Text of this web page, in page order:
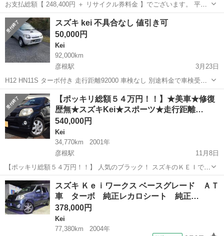
お支払総額【 248,400円 ＋ リサイクル券料金 】でございます。 平成
１４年式 Ｋｅｉ グレード Ｅ 綺麗なパールホワイト色のＫＥＩで
滋賀 彦根市 彦根駅 Kei パールホワイト
スズキ kei 不具合なし 値引き可
50,000円
Kei
92,000km
彦根駅
3月23日
H12 HN11S ターボ付き 走行距離92000 車検なし 別途料金で車検受け
てから渡し可能です。 不具合なく走行可能です。 色あせやルーフ禿げ
傷錆等あります。 気になるかたはコメントください。
滋賀 米原市 彦根駅 Kei 走行距離
【ポッキリ総額５４万円！！】★美車★修復
歴無★スズキKei★スポーツ★走行距離…
540,000円
Kei
34,770km
2001年
彦根駅
11月8日
【ポッキリ総額５４万円！！】 人気のブラック！ スズキのＫＥＩで
す！ とても程度の良いお車です！ ターボ車なので良く走ります♪ 低走
行！ 実走行３万㎞台！ ナビやＥＴＣ付！ フォグランプと純正...
滋賀 彦根市 彦根駅 ターボ
スズキ Ｋｅｉワークス ベースグレード ＡＴ
車 ターボ 純正レカロシート 純正…
378,000円
Kei
77,380km
2004年